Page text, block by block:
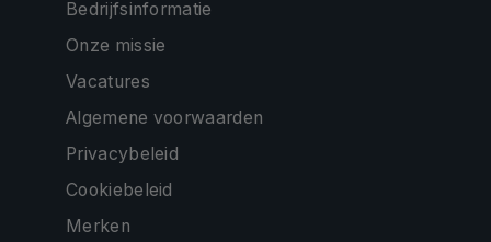
Bedrijfsinformatie
Onze missie
Vacatures
Algemene voorwaarden
Privacybeleid
Cookiebeleid
Merken